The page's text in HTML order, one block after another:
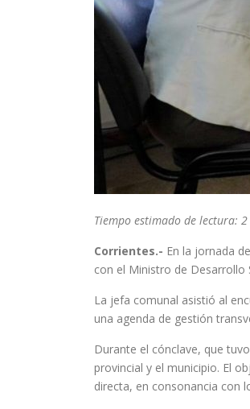
Tiempo estimado de lectura:
Corrientes.- En la jornada
con el Ministro de Desarrollo
La jefa comunal asistió al
una agenda de gestión
Durante el cónclave, que
provincial y el municipio. El
directa, en consonancia con